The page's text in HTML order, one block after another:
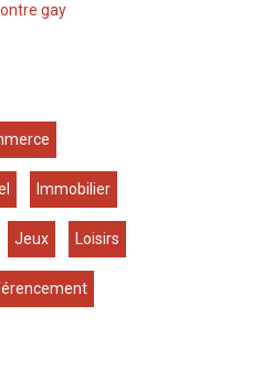
gay
Immobilier
Jeux Loisirs